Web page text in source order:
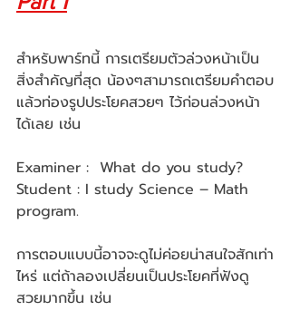
สำหรับพาร์ทนี้ การเตรียมตัวล่วงหน้าเป็น
สิ่งสำคัญที่สุด น้องๆสามารถเตรียมคำตอบ
แล้วท่องรูปประโยคสวยๆ ไว้ก่อนล่วงหน้า
ได้เลย เช่น
Examiner :  What do you study?
Student : I study Science – Math
program.
การตอบแบบนี้อาจจะดูไม่ค่อยน่าสนใจสักเท่า
ไหร่ แต่ถ้าลองเปลี่ยนเป็นประโยคที่ฟังดู
สวยมากขึ้น เช่น